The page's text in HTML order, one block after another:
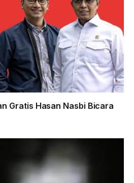
Gratis Hasan Nasbi Bicara